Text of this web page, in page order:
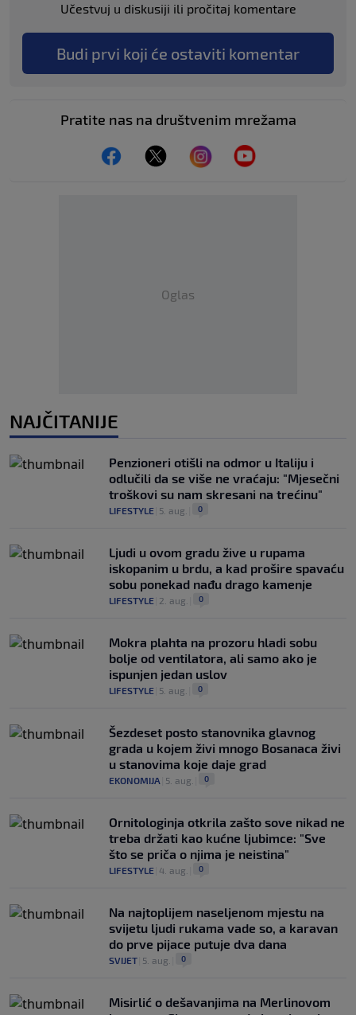
Učestvuj u diskusiji ili pročitaj komentare
Budi prvi koji će ostaviti komentar
Pratite nas na društvenim mrežama
Oglas
NAJČITANIJE
Penzioneri otišli na odmor u Italiju i
odlučili da se više ne vraćaju: "Mjesečni
troškovi su nam skresani na trećinu"
LIFESTYLE 5. aug. 0
Ljudi u ovom gradu žive u rupama
iskopanim u brdu, a kad prošire spavaću
sobu ponekad nađu drago kamenje
LIFESTYLE 2. aug. 0
Mokra plahta na prozoru hladi sobu
bolje od ventilatora, ali samo ako je
ispunjen jedan uslov
LIFESTYLE 5. aug. 0
Šezdeset posto stanovnika glavnog
grada u kojem živi mnogo Bosanaca živi
u stanovima koje daje grad
EKONOMIJA 5. aug. 0
Ornitologinja otkrila zašto sove nikad ne
treba držati kao kućne ljubimce: "Sve
što se priča o njima je neistina"
LIFESTYLE 4. aug. 0
Na najtoplijem naseljenom mjestu na
svijetu ljudi rukama vade so, a karavan
do prve pijace putuje dva dana
SVIJET 5. aug. 0
Misirlić o dešavanjima na Merlinovom